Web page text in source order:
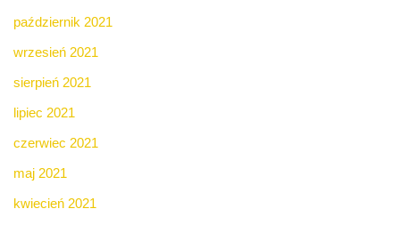
październik 2021
wrzesień 2021
sierpień 2021
lipiec 2021
czerwiec 2021
maj 2021
kwiecień 2021